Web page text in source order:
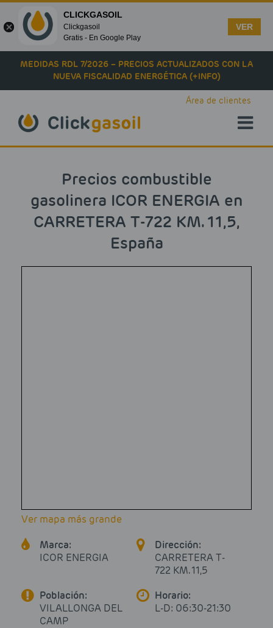
Skip to main content
MEDIDAS RDL 7/2026 – PRECIOS ACTUALIZADOS CON LA
NUEVA FISCALIDAD ENERGÉTICA (+INFO)
Área de clientes
Precios combustible
gasolinera ICOR ENERGIA en
CARRETERA T-722 KM. 11,5,
España
Ver mapa más grande
Marca:
ICOR ENERGIA
Dirección:
CARRETERA T-
722 KM. 11,5
Población:
VILALLONGA DEL
CAMP
Horario:
L-D: 06:30-21:30
CLICKGASOIL
Clickgasoil
Gratis - En Google Play
VER